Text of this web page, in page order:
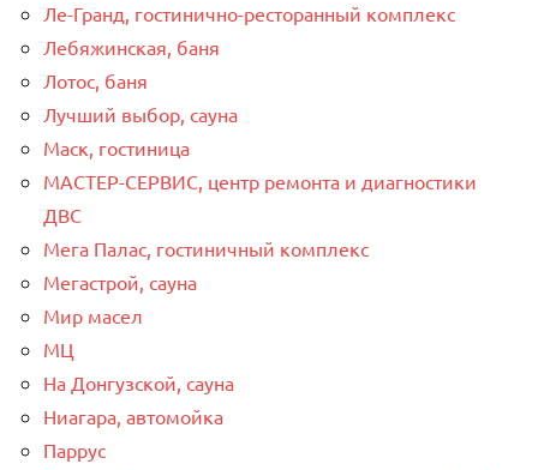
Ле-Гранд, гостинично-ресторанный комплекс
Лебяжинская, баня
Лотос, баня
Лучший выбор, сауна
Маск, гостиница
МАСТЕР-СЕРВИС, центр ремонта и диагностики
ДВС
Мега Палас, гостиничный комплекс
Мегастрой, сауна
Мир масел
МЦ
На Донгузской, сауна
Ниагара, автомойка
Паррус